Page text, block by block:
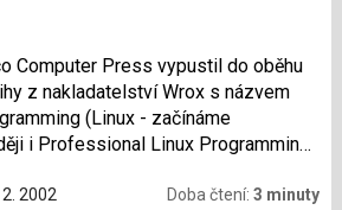
Computer Press vypustil do oběhu
z nakladatelství Wrox s názvem
(Linux - začínáme
i Professional Linux Programming
těchto zajímavých knihách
2002 Doba čtení:3 minuty